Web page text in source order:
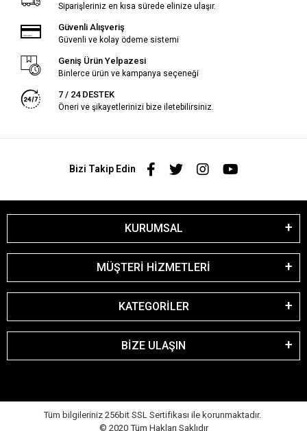
Siparişleriniz en kısa sürede elinize ulaşır.
Güvenli Alışveriş
Güvenli ve kolay ödeme sistemi
Geniş Ürün Yelpazesi
Binlerce ürün ve kampanya seçeneği
7 / 24 DESTEK
Öneri ve şikayetlerinizi bize iletebilirsiniz.
Bizi Takip Edin
KURUMSAL
MÜŞTERİ HİZMETLERİ
KATEGORİLER
BİZE ULAŞIN
Tüm bilgileriniz 256bit SSL Sertifikası ile korunmaktadır.
© 2020 Tüm Hakları Saklıdır